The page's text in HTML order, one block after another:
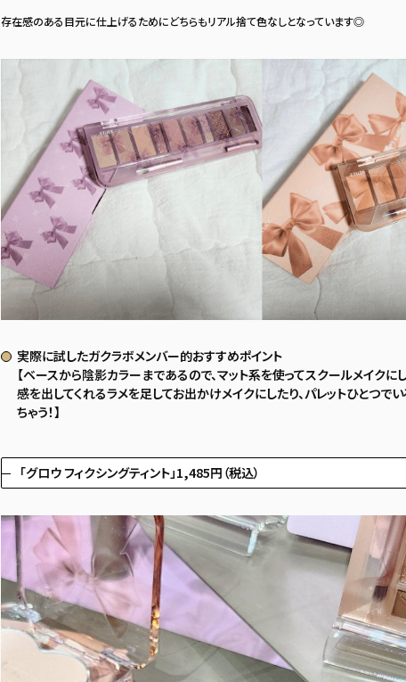
存在感のある目元に仕上げるためにどちらもリアル捨て色なしとなっています◎
実際に試したガクラボメンバー的おすすめポイント
【ベースから陰影カラーまであるので、マット系を使ってスクールメイクに
感を出してくれるラメを足してお出かけメイクにしたり、パレットひとつで
ちゃう！】
「グロウ フィクシングティント」1,485円（税込）